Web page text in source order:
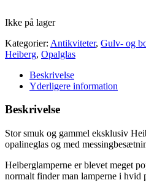
Ikke på lager
Kategorier: Antikviteter, Gulv- og
Heiberg, Opalglas
Beskrivelse
Yderligere information
Beskrivelse
Stor smuk og gammel eksklusiv
opalineglas og med
Heiberglamperne er blevet meget
normalt finder man lamperne i hvid